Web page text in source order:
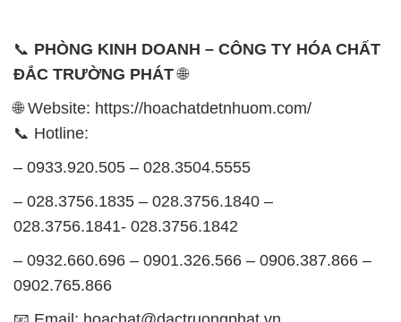
📞 PHÒNG KINH DOANH – CÔNG TY HÓA CHẤT
ĐẮC TRƯỜNG PHÁT🌐
🌐 Website: https://hoachatdetnhuom.com/
📞 Hotline:
– 0933.920.505 – 028.3504.5555
– 028.3756.1835 – 028.3756.1840 –
028.3756.1841- 028.3756.1842
– 0932.660.696 – 0901.326.566 – 0906.387.866 –
0902.765.866